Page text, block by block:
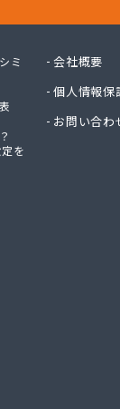
営業所
支店 長野LPガ
社 佐久平営業所
社 松本営業所
社 長野支店
田営業所
本営業所
田営業所
場団地給油所
ミ
を
会社概要
個人情報保
お問い合わ